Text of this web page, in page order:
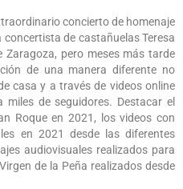
concierto de homenaje
de castañuelas Teresa
Zaragoza, pero meses más tarde
de una manera diferente no
casa y a través de videos online
de seguidores. Destacar el
Roque en 2021, los videos con
en 2021 desde las diferentes
audiovisuales realizados para
de la Peña realizados desde